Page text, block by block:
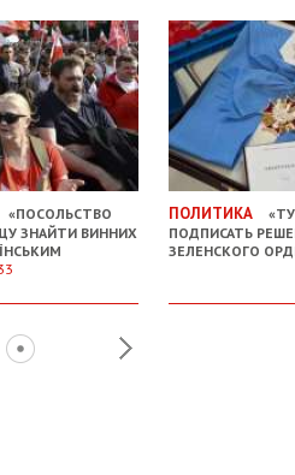
«ПОСОЛЬСТВО
ЗНАЙТИ ВИННИХ
ПОЛИТИКА
ПОДПИСАТЬ
ЗЕЛЕНСКОГО